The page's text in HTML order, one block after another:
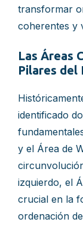
transformar
coherentes y
Las Áreas
Pilares del
identificado
y el Área de
izquierdo, el
crucial en la
ordenación